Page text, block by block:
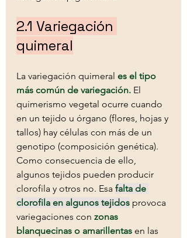
2.1 Variegación
quimeral
La variegación quimeral es el tipo
más común de variegación. El
quimerismo vegetal ocurre cuando
en un tejido u órgano (flores, hojas y
tallos) hay células con más de un
genotipo (composición genética).
Como consecuencia de ello,
algunos tejidos pueden producir
clorofila y otros no. Esa falta de
clorofila en algunos tejidos provoca
variegaciones con zonas
blanquecinas o amarillentas en las